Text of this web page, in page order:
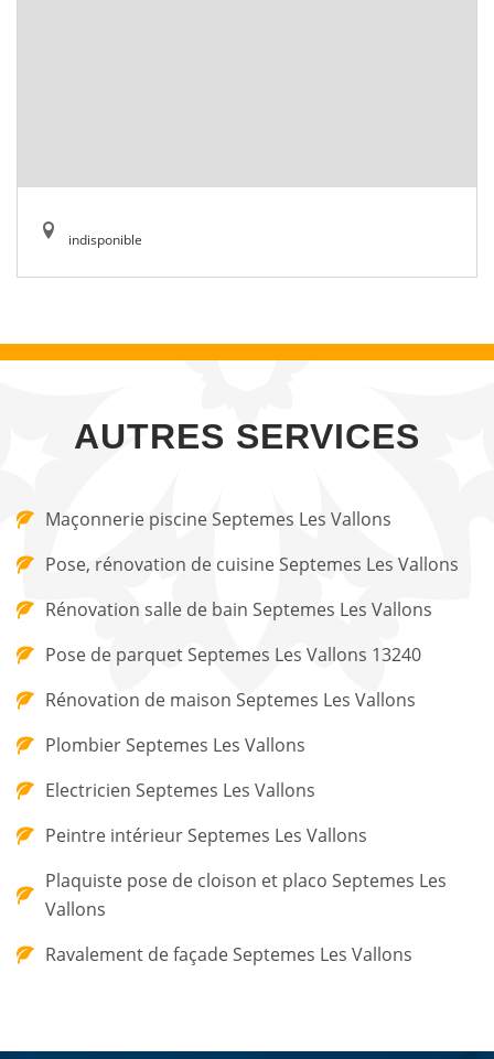
indisponible
AUTRES SERVICES
Maçonnerie piscine Septemes Les Vallons
Pose, rénovation de cuisine Septemes Les Vallons
Rénovation salle de bain Septemes Les Vallons
Pose de parquet Septemes Les Vallons 13240
Rénovation de maison Septemes Les Vallons
Plombier Septemes Les Vallons
Electricien Septemes Les Vallons
Peintre intérieur Septemes Les Vallons
Plaquiste pose de cloison et placo Septemes Les
Vallons
Ravalement de façade Septemes Les Vallons